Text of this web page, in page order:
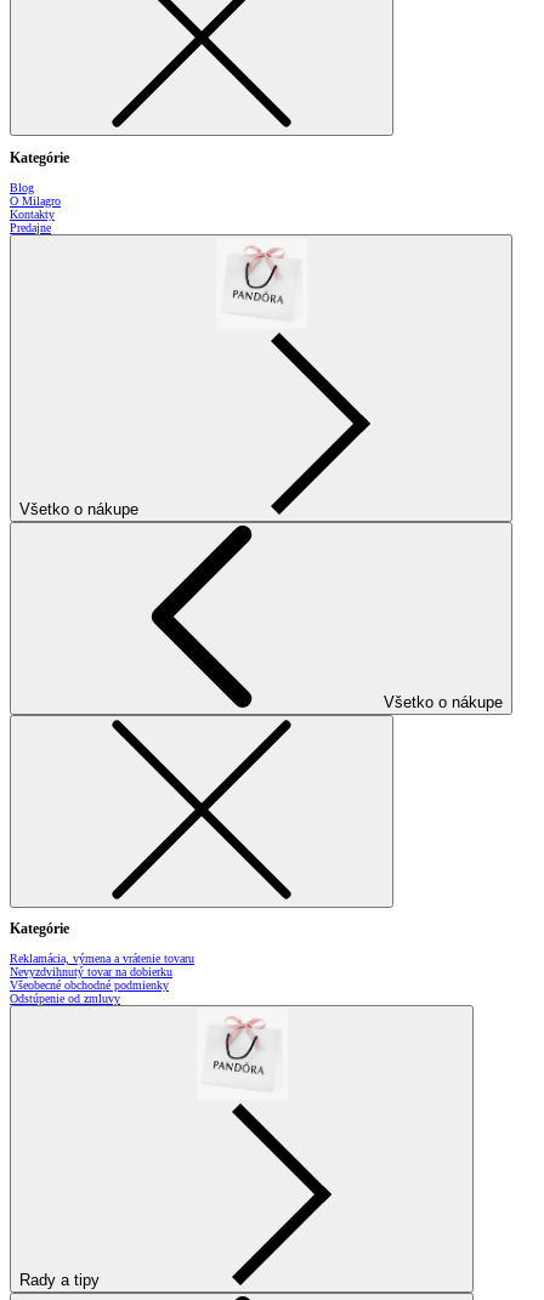
Kategórie
Blog
O Milagro
Kontakty
Predajne
Všetko o nákupe
Všetko o nákupe
Kategórie
Reklamácia, výmena a vrátenie tovaru
Nevyzdvihnutý tovar na dobierku
Všeobecné obchodné podmienky
Odstúpenie od zmluvy
Rady a tipy